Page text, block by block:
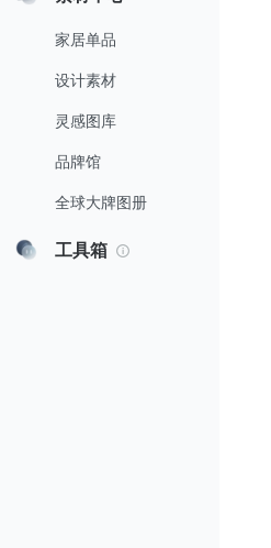
家居单品
设计素材
灵感图库
品牌馆
全球大牌图册
工具箱